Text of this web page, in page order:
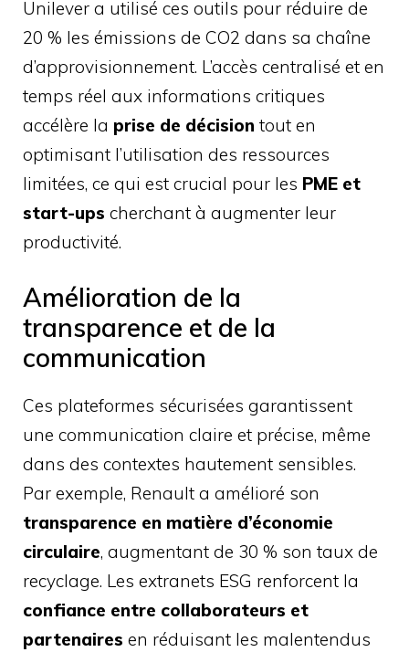
Unilever a utilisé ces outils pour réduire de
20 % les émissions de CO2 dans sa chaîne
d’approvisionnement. L’accès centralisé et en
temps réel aux informations critiques
accélère la prise de décision tout en
optimisant l’utilisation des ressources
limitées, ce qui est crucial pour les PME et
start-ups cherchant à augmenter leur
productivité.
Amélioration de la
transparence et de la
communication
Ces plateformes sécurisées garantissent
une communication claire et précise, même
dans des contextes hautement sensibles.
Par exemple, Renault a amélioré son
transparence en matière d’économie
circulaire, augmentant de 30 % son taux de
recyclage. Les extranets ESG renforcent la
confiance entre collaborateurs et
partenaires en réduisant les malentendus